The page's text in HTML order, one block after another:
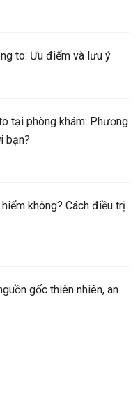
to: Ưu điểm và lưu ý
tại phòng khám: Phương
bạn?
không? Cách điều trị
gốc thiên nhiên, an